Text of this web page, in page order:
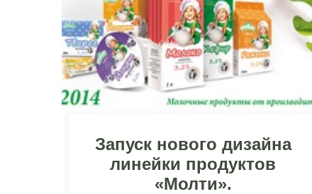
Запуск нового дизайна
линейки продуктов
«Молти».